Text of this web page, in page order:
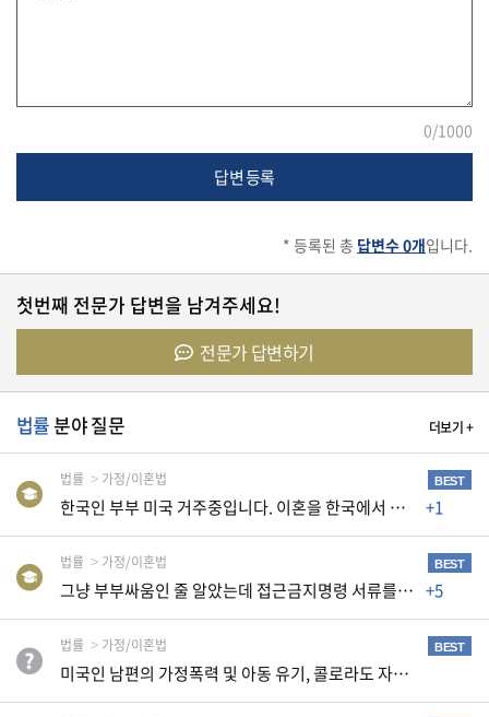
일
상
차
부
택
서
비
0/1000
답변 등록
* 등록된 총 답변수 0개입니다.
첫번째 전문가 답변을 남겨주세요!
전문가 답변하기
법률분야 질문 더보기 +
법률 가정/이혼법 BEST
한국인 부부 미국 거주중입니다. 이혼을 한국에서 해야하나요 미국에서 해야하나요? +1
법률 가정/이혼법 BEST
그냥 부부싸움인 줄 알았는데 접근금지명령 서류를 받았습니다 +5
법률 가정/이혼법 BEST
미국인 남편의 가정폭력 및 아동 유기, 콜로라도 자산 압류 가능할까요?